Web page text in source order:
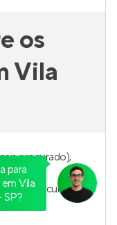
os
Vila
procurado);
procurado) e
para
Vila
SP?